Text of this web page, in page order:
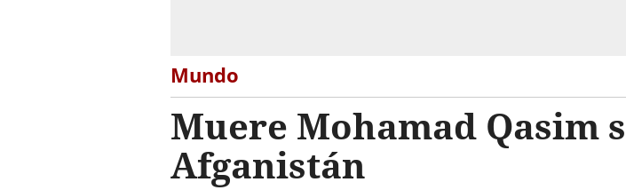
Mundo
Muere Mohamad Qasim
Afganistán